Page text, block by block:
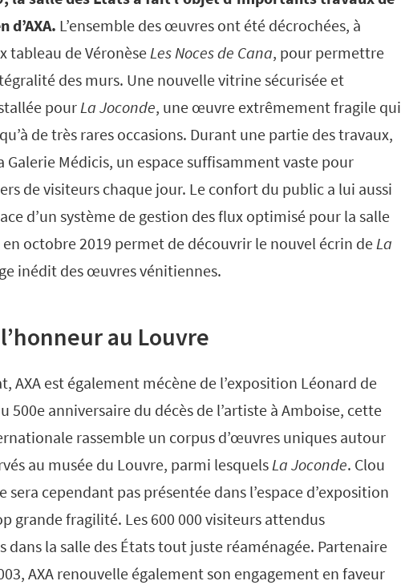
d’AXA. L’ensemble des œuvres ont été décrochées, à
tableau de VéronèseLesNoces de Cana, pour permettre
des murs. Une nouvelle vitrine sécurisée et
pourLa Joconde, une œuvre extrêmement fragile qui
de très rares occasions. Durant une partie des travaux,
Galerie Médicis, un espace suffisamment vaste pour
de visiteurs chaque jour. Le confort du public a lui aussi
d’un système de gestion des flux optimisé pour la salle
octobre 2019 permet de découvrir le nouvel écrin deLa
inédit des œuvres vénitiennes.
au Louvre
AXA est également mécène de l’exposition Léonard de
500e anniversaire du décès de l’artiste à Amboise, cette
rassemble un corpus d’œuvres uniques autour
au musée du Louvre, parmi lesquelsLa Joconde. Clou
cependant pas présentée dans l’espace d’exposition
grande fragilité. Les 600 000 visiteurs attendus
la salle des États tout juste réaménagée. Partenaire
AXA renouvelle également son engagement en faveur